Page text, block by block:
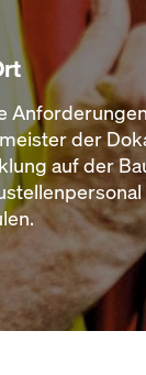
der
auf der